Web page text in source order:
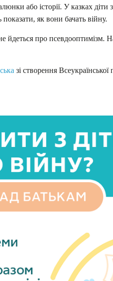
або історії. У казках діти
як вони бачать війну.
йдеться про псевдооптимізм.
зі створення